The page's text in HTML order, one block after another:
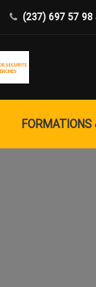
(237) 697 57 98
FORMATIONS